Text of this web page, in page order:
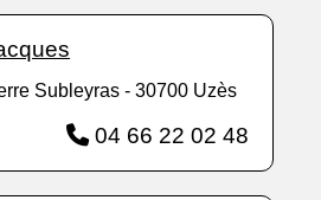
Subleyras - 30700 Uzès
04 66 22 02 48